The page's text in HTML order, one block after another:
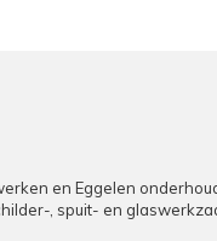
en Eggelen
, spuit- en